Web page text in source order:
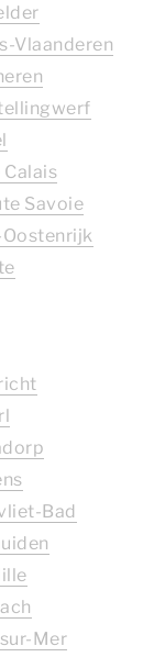
Vlaanderen
Calais
Savoie
Bad
Mer